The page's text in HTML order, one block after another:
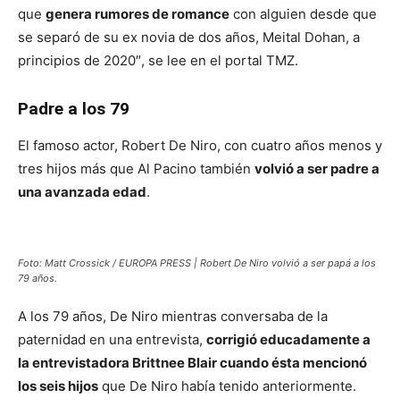
que genera rumores de romance con alguien desde que
se separó de su ex novia de dos años, Meital Dohan, a
principios de 2020″, se lee en el portal TMZ.
Padre a los 79
El famoso actor, Robert De Niro, con cuatro años menos y
tres hijos más que Al Pacino también volvió a ser padre a
una avanzada edad.
Foto: Matt Crossick / EUROPA PRESS | Robert De Niro volvió a ser papá a los
79 años.
A los 79 años, De Niro mientras conversaba de la
paternidad en una entrevista, corrigió educadamente a
la entrevistadora Brittnee Blair cuando ésta mencionó
los seis hijos que De Niro había tenido anteriormente.